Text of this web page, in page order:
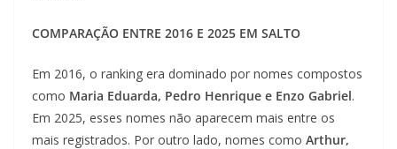
COMPARAÇÃO ENTRE 2016 E 2025 EM SALTO
Em 2016, o ranking era dominado por nomes compostos
como Maria Eduarda, Pedro Henrique e Enzo Gabriel.
Em 2025, esses nomes não aparecem mais entre os
mais registrados. Por outro lado, nomes como Arthur,